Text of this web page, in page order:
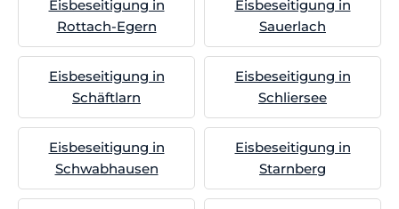
Eisbeseitigung in
Rottach-Egern
Eisbeseitigung in
Sauerlach
Eisbeseitigung in
Schäftlarn
Eisbeseitigung in
Schliersee
Eisbeseitigung in
Schwabhausen
Eisbeseitigung in
Starnberg